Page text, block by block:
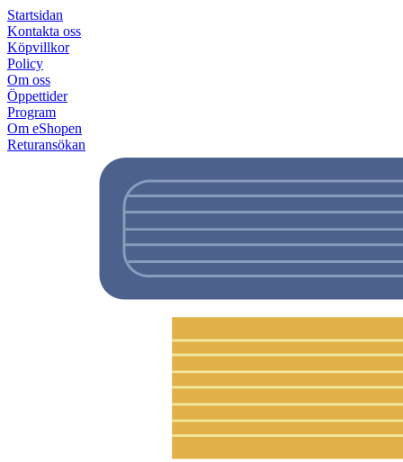
Startsidan
Kontakta oss
Köpvillkor
Policy
Om oss
Öppettider
Program
Om eShopen
Returansökan